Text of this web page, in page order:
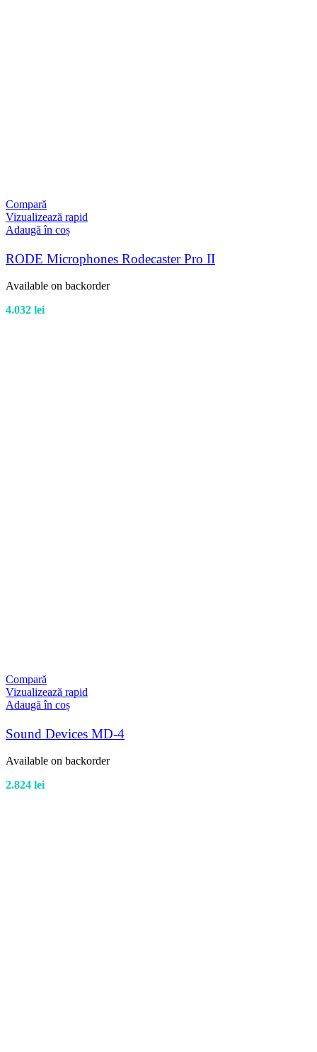
Compară
Vizualizează rapid
Adaugă în coș
RODE Microphones Rodecaster Pro II
Available on backorder
4.032 lei
Compară
Vizualizează rapid
Adaugă în coș
Sound Devices MD-4
Available on backorder
2.824 lei